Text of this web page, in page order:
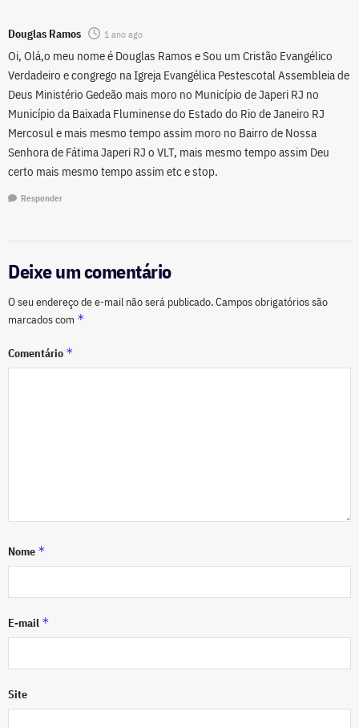
Douglas Ramos 1 ano ago
Oi, Olá,o meu nome é Douglas Ramos e Sou um Cristão Evangélico
Verdadeiro e congrego na Igreja Evangélica Pestescotal Assembleia de
Deus Ministério Gedeão mais moro no Município de Japeri RJ no
Município da Baixada Fluminense do Estado do Rio de Janeiro RJ
Mercosul e mais mesmo tempo assim moro no Bairro de Nossa
Senhora de Fátima Japeri RJ o VLT, mais mesmo tempo assim Deu
certo mais mesmo tempo assim etc e stop.
Responder
Deixe um comentário
O seu endereço de e-mail não será publicado.Campos obrigatórios são
marcados com *
Comentário *
Nome *
E-mail *
Site